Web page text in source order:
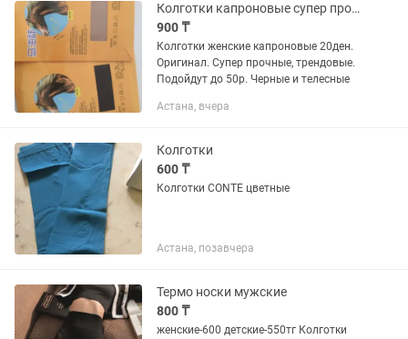
Колготки капроновые супер прочные до 50р
900 ₸
Колготки женские капроновые 20ден.
Оригинал. Супер прочные, трендовые.
Подойдут до 50р. Черные и телесные
Астана, вчера
Колготки
600 ₸
Колготки CONTE цветные
Астана, позавчера
Термо носки мужские
800 ₸
женские-600 детские-550тг Колготки